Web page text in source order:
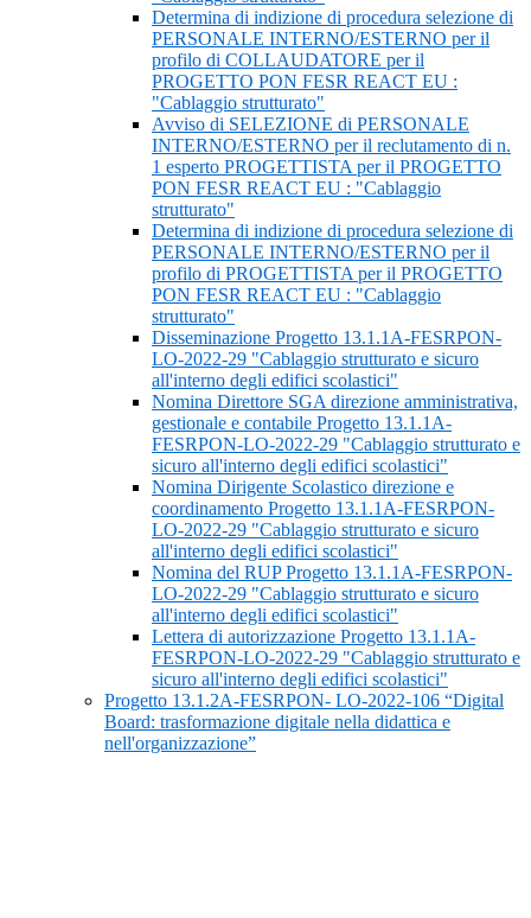
Determina di indizione di procedura selezione di
PERSONALE INTERNO/ESTERNO per il
profilo di COLLAUDATORE per il
PROGETTO PON FESR REACT EU :
"Cablaggio strutturato"
Avviso di SELEZIONE di PERSONALE
INTERNO/ESTERNO per il reclutamento di n.
1 esperto PROGETTISTA per il PROGETTO
PON FESR REACT EU : "Cablaggio
strutturato"
Determina di indizione di procedura selezione di
PERSONALE INTERNO/ESTERNO per il
profilo di PROGETTISTA per il PROGETTO
PON FESR REACT EU : "Cablaggio
strutturato"
Disseminazione Progetto 13.1.1A-FESRPON-
LO-2022-29 "Cablaggio strutturato e sicuro
all'interno degli edifici scolastici"
Nomina Direttore SGA direzione amministrativa,
gestionale e contabile Progetto 13.1.1A-
FESRPON-LO-2022-29 "Cablaggio strutturato e
sicuro all'interno degli edifici scolastici"
Nomina Dirigente Scolastico direzione e
coordinamento Progetto 13.1.1A-FESRPON-
LO-2022-29 "Cablaggio strutturato e sicuro
all'interno degli edifici scolastici"
Nomina del RUP Progetto 13.1.1A-FESRPON-
LO-2022-29 "Cablaggio strutturato e sicuro
all'interno degli edifici scolastici"
Lettera di autorizzazione Progetto 13.1.1A-
FESRPON-LO-2022-29 "Cablaggio strutturato e
sicuro all'interno degli edifici scolastici"
Progetto 13.1.2A-FESRPON- LO-2022-106 “Digital
Board: trasformazione digitale nella didattica e
nell'organizzazione”